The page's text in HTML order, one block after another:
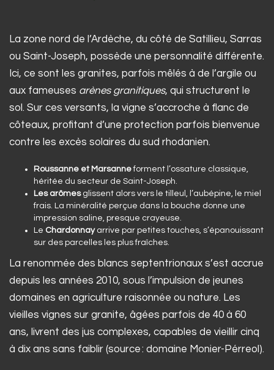
La zone nord de l’Ardèche, du côté de Satillieu, Sarras
ou Saint-Joseph, possède une personnalité différente.
Ici, ce sont les granites, parfois mêlés à de l’argile ou
aux fameuses arènes granitiques, qui structurent le
sol. Sur ces versants, la vigne s’accroche à flanc de
côteaux, profitant d’une protection parfois bienvenue
contre les excès solaires du sud rhodanien.
Roussanne et Marsanneforment l’ossature classique,
héritée du secteur de Saint-Joseph.
Les arômesglissent alors vers le tilleul, l’aubépine, le miel
frais. La minéralité perçue dans la bouche donne une
impression saline, presque crayeuse.
Le Chardonnayarrive par petites touches, s’épanouissant
sur des parcelles les plus fraîches.
La renommée des blancs septentrionaux s’est accrue
depuis les années 2010, sous l’impulsion de jeunes
domaines en agriculture raisonnée ou nature. Les
vieilles vignes sur granite, âgées parfois de 40 à 60
ans, livrent des jus complexes, capables de vieillir cinq
à dix ans sans faiblir (source : domaine Monier-Pérreol).